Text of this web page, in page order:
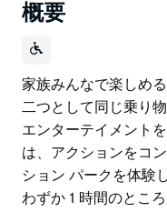
概要
家族みんなで楽しめ
二つとして同じ乗り
エンターテイメント
は、アクションをコ
ション パークを体験
わずか 1 時間のとこ